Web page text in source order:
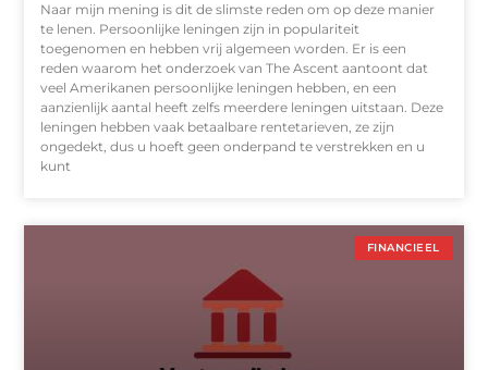
Naar mijn mening is dit de slimste reden om op deze manier
te lenen. Persoonlijke leningen zijn in populariteit
toegenomen en hebben vrij algemeen worden. Er is een
reden waarom het onderzoek van The Ascent aantoont dat
veel Amerikanen persoonlijke leningen hebben, en een
aanzienlijk aantal heeft zelfs meerdere leningen uitstaan. Deze
leningen hebben vaak betaalbare rentetarieven, ze zijn
ongedekt, dus u hoeft geen onderpand te verstrekken en u
kunt
FINANCIEEL